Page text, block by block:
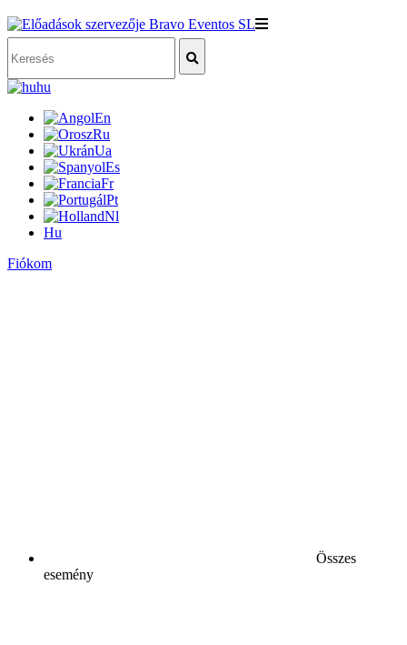
hu
En
Ru
Ua
Es
Fr
Pt
Nl
Hu
Fiókom
Összes
esemény